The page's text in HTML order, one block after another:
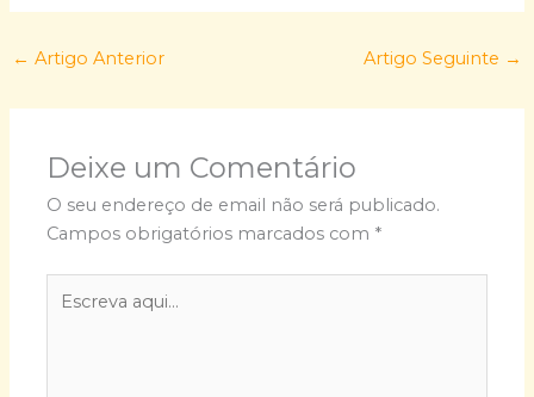
← Artigo Anterior Artigo Seguinte →
Deixe um Comentário
O seu endereço de email não será publicado.
Campos obrigatórios marcados com *